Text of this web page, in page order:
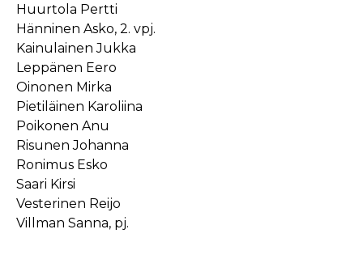
Huurtola Pertti
Hänninen Asko, 2. vpj.
Kainulainen Jukka
Leppänen Eero
Oinonen Mirka
Pietiläinen Karoliina
Poikonen Anu
Risunen Johanna
Ronimus Esko
Saari Kirsi
Vesterinen Reijo
Villman Sanna, pj.